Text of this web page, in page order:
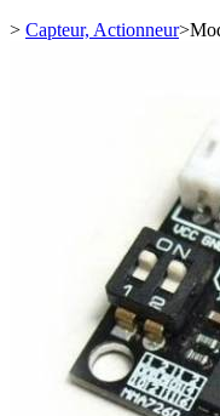
> Capteur, Actionneur>